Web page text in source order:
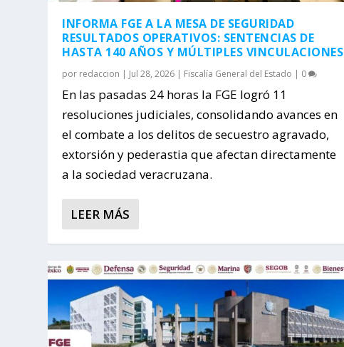
INFORMA FGE A LA MESA DE SEGURIDAD
RESULTADOS OPERATIVOS: SENTENCIAS DE
HASTA 140 AÑOS Y MÚLTIPLES VINCULACIONES
por redaccion | Jul 28, 2026 | Fiscalía General del Estado | 0
En las pasadas 24 horas la FGE logró 11
resoluciones judiciales, consolidando avances en
el combate a los delitos de secuestro agravado,
extorsión y pederastia que afectan directamente
a la sociedad veracruzana.
LEER MÁS